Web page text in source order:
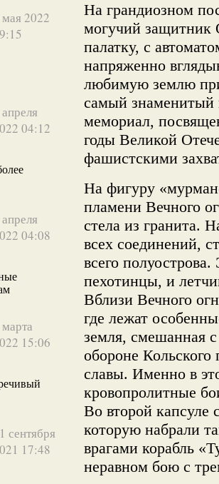
2022
апреля
04:12
апреля
04:08
марта
15:06
сентября
17:48
На грандиозном
могучий защитник
палатку, с
напряженно
любимую землю
самый
мемориал,
годы Великой
фашистскими
На фигуру
пламени Вечного
стела из гранита.
всех соединений,
всего
пехотинцы, и
Вблизи Вечного
где лежат
земля, смешанная
обороне Кольского
славы. Именно в
кровопролитные
Во второй капсуле
которую набрали
врагами корабль
неравном бою с